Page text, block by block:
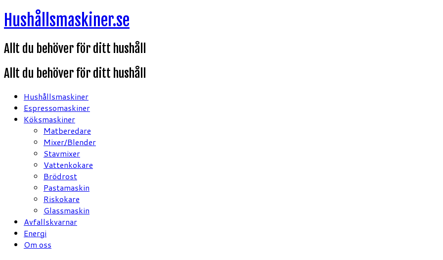
Hoppa
till
Hushållsmaskiner.se
Allt du behöver för ditt hushåll
Allt du behöver för ditt hushåll
Hushållsmaskiner
Espressomaskiner
Köksmaskiner
Matberedare
Mixer/Blender
Stavmixer
Vattenkokare
Brödrost
Pastamaskin
Riskokare
Glassmaskin
Avfallskvarnar
Energi
Om oss